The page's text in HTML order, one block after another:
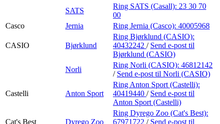
SATS
Ring SATS (Casall): 23 30 70
00
Casco
Jernia Ring Jernia (Casco): 40005968
CASIO Bjørklund
Ring Bjørklund (CASIO):
40432242 / Send e-post til
Bjørklund (CASIO)
Norli
Ring Norli (CASIO): 46812142
/ Send e-post til Norli (CASIO)
Castelli Anton Sport
Ring Anton Sport (Castelli):
40419440 / Send e-post til
Anton Sport (Castelli)
Cat's Best Dyrego Zoo
Ring Dyrego Zoo (Cat's Best):
67971722 / Send e-post til